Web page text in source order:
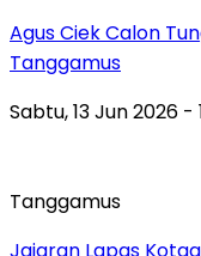
Agus Ciek Calon
Tanggamus
Sabtu, 13 Jun 2026 -
Tanggamus
Jajaran Lapas